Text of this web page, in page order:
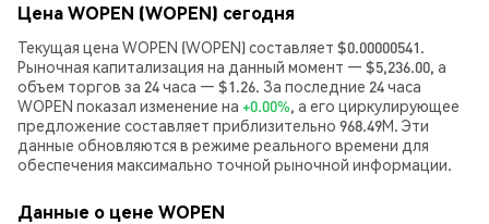
Цена WOPEN (WOPEN) сегодня
Текущая цена WOPEN (WOPEN) составляет $0.00000541.
Рыночная капитализация на данный момент — $5,236.00, а
объем торгов за 24 часа — $1.26. За последние 24 часа
WOPEN показал изменение на +0.00%, а его циркулирующее
предложение составляет приблизительно 968.49M. Эти
данные обновляются в режиме реального времени для
обеспечения максимально точной рыночной информации.
Данные о цене WOPEN